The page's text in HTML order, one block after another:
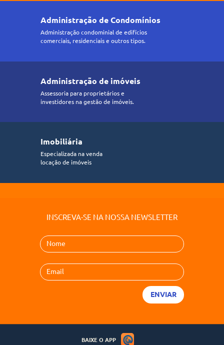
Administração de Condomínios
Administração condominial de edifícios
comerciais, residenciais e outros tipos.
Administração de imóveis
Assessoria para proprietários e
investidores na gestão de imóveis.
Imobiliária
Especializada na venda
locação de imóveis
INSCREVA-SE NA NOSSA NEWSLETTER
BAIXE O APP